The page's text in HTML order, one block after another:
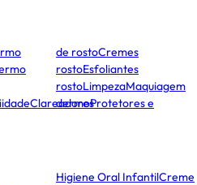
Clareadores
de rostoCremes
rostoEsfoliantes
rostoLimpezaMaquiagem
dermoProtetores e
Higiene Oral InfantilCreme